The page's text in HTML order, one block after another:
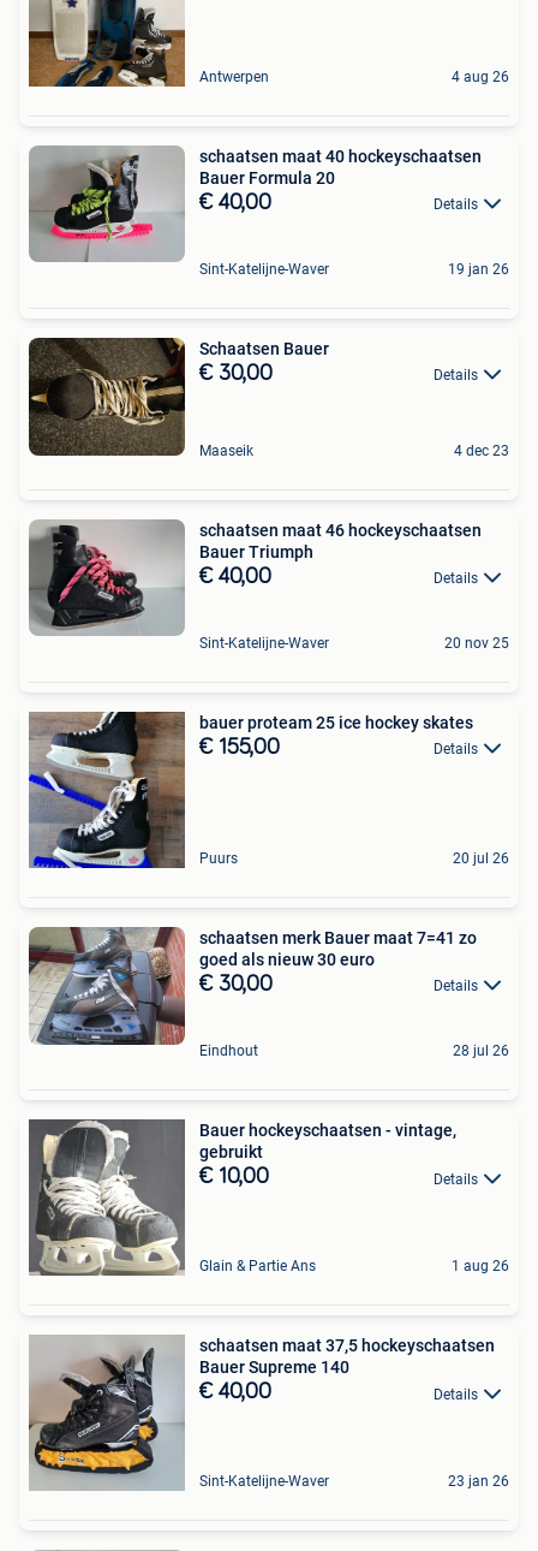
Antwerpen 4 aug 26
schaatsen maat 40 hockeyschaatsen
Bauer Formula 20
€ 40,00 Details
Sint-Katelijne-Waver 19 jan 26
Schaatsen Bauer
€ 30,00 Details
Maaseik 4 dec 23
schaatsen maat 46 hockeyschaatsen
Bauer Triumph
€ 40,00 Details
Sint-Katelijne-Waver 20 nov 25
bauer proteam 25 ice hockey skates
€ 155,00 Details
Puurs 20 jul 26
schaatsen merk Bauer maat 7=41 zo
goed als nieuw 30 euro
€ 30,00 Details
Eindhout 28 jul 26
Bauer hockeyschaatsen - vintage,
gebruikt
€ 10,00 Details
Glain & Partie Ans 1 aug 26
schaatsen maat 37,5 hockeyschaatsen
Bauer Supreme 140
€ 40,00 Details
Sint-Katelijne-Waver 23 jan 26